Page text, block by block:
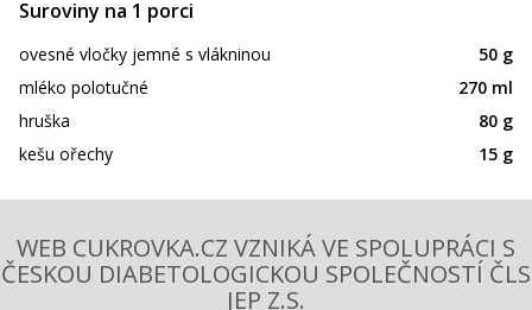
Suroviny na 1 porci
ovesné vločky jemné s vlákninou
50 g
mléko polotučné
270 ml
hruška
80 g
kešu ořechy
15 g
WEB CUKROVKA.CZ VZNIKÁ VE SPOLUPRÁCI S
ČESKOU DIABETOLOGICKOU SPOLEČNOSTÍ ČLS
JEP Z.S.